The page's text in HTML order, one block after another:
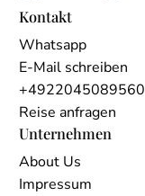
Kontakt
Whatsapp
E-Mail schreiben
+4922045089560
Reise anfragen
Unternehmen
About Us
Impressum